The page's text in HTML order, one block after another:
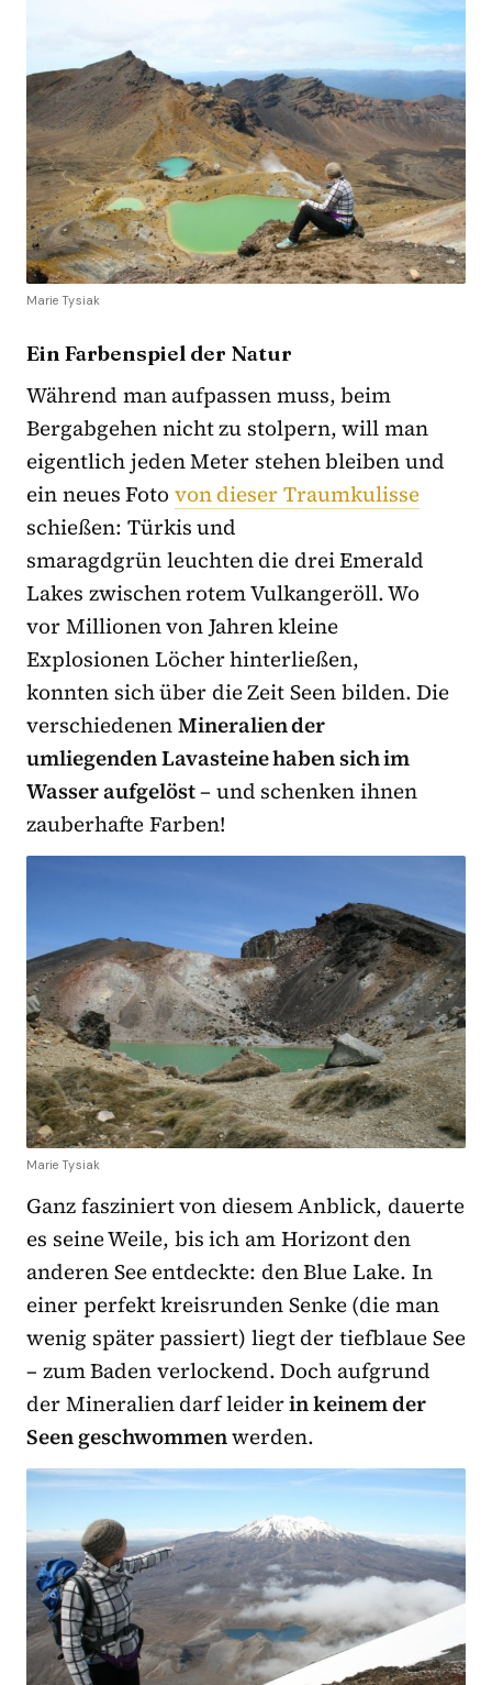
Marie Tysiak
Ein Farbenspiel der Natur
Während man aufpassen muss, beim
Bergabgehen nicht zu stolpern, will man
eigentlich jeden Meter stehen bleiben und
ein neues Foto von dieser Traumkulisse
schießen: Türkis und
smaragdgrün leuchten die drei Emerald
Lakes zwischen rotem Vulkangeröll. Wo
vor Millionen von Jahren kleine
Explosionen Löcher hinterließen,
konnten sich über die Zeit Seen bilden. Die
verschiedenenMineralien der
umliegenden Lavasteine haben sich im
Wasser aufgelöst– und schenken ihnen
zauberhafte Farben!
Marie Tysiak
Ganz fasziniert von diesem Anblick, dauerte
es seine Weile, bis ich am Horizont den
anderen See entdeckte: den Blue Lake. In
einer perfekt kreisrunden Senke (die man
wenig später passiert) liegt der tiefblaue See
– zum Baden verlockend. Doch aufgrund
der Mineralien darf leiderin keinem der
Seen geschwommenwerden.